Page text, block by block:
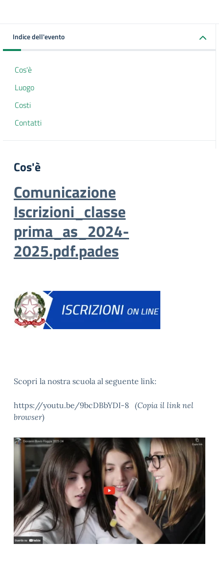
Indice dell'evento
Cos'è
Luogo
Costi
Contatti
Cos'è
Comunicazione
Iscrizioni_classe
prima_as_2024-
2025.pdf.pades
Scopri la nostra scuola al seguente link:
https://youtu.be/9bcDBbYDI-8 (Copia il link nel
browser)